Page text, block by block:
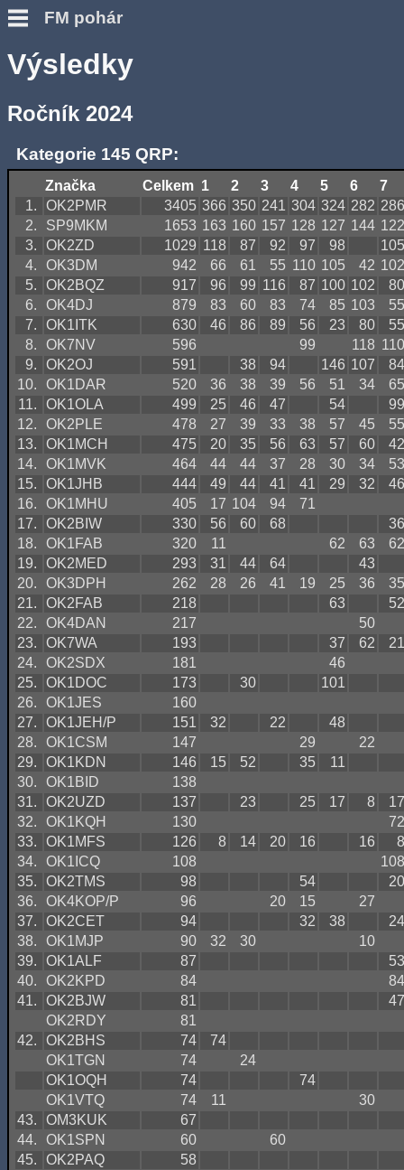
FM pohár
Výsledky
Ročník 2024
Kategorie 145 QRP:
Značka Celkem 1 2 3 4 5 6
7
1.
OK2PMR 3405 366 350 241 304 324 282 286
2.
SP9MKM 1653 163 160 157 128 127 144 122
3.
OK2ZD 1029 118 87 92 97 98
105
4.
OK3DM 942 66 61 55 110 105 42 102
5.
OK2BQZ 917 96 99 116 87 100 102
80
6.
OK4DJ 879 83 60 83 74 85 103
55
7.
OK1ITK 630 46 86 89 56 23 80
55
8.
OK7NV 596 99 118 110
9.
OK2OJ 591 38 94 146 107
84
10.
OK1DAR 520 36 38 39 56 51 34
65
11.
OK1OLA 499 25 46 47 54
99
12.
OK2PLE 478 27 39 33 38 57 45
55
13.
OK1MCH 475 20 35 56 63 57 60
42
14.
OK1MVK 464 44 44 37 28 30 34
53
15.
OK1JHB 444 49 44 41 41 29 32
46
16.
OK1MHU 405 17 104 94
71
17.
OK2BIW 330 56 60 68
36
18.
OK1FAB 320 11 62 63
62
19.
OK2MED 293 31 44 64
43
20.
OK3DPH 262 28 26 41 19 25 36
35
21.
OK2FAB 218 63
52
22.
OK4DAN 217
50
23.
OK7WA 193 37 62
21
24.
OK2SDX 181
46
25.
OK1DOC 173 30
101
26.
OK1JES
160
27.
OK1JEH/P 151 32 22
48
28.
OK1CSM 147 29
22
29.
OK1KDN 146 15 52 35
11
30.
OK1BID
138
31.
OK2UZD 137 23 25 17 8
17
32.
OK1KQH 130
72
33.
OK1MFS 126 8 14 20 16 16
8
34.
OK1ICQ 108
108
35.
OK2TMS 98 54
20
36.
OK4KOP/P 96 20 15
27
37.
OK2CET 94 32 38
24
38.
OK1MJP 90 32 30
10
39.
OK1ALF 87
53
40.
OK2KPD 84
84
41.
OK2BJW 81
47
OK2RDY
81
42.
OK2BHS 74
74
OK1TGN
74
24
OK1OQH
74
74
OK1VTQ
74 11
30
43.
OM3KUK
67
44.
OK1SPN 60
60
45.
OK2PAQ
58